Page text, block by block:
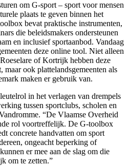
om G-sport – sport voor mensen
plaats te geven binnen het
bevat praktische instrumenten,
die beleidsmakers ondersteunen
en inclusief sportaanbod. Vandaag
deze online tool. Niet alleen
of Kortrijk hebben deze
ook plattelandsgemeenten als
maken er gebruik van.
in het verlagen van drempels
tussen sportclubs, scholen en
“De Vlaamse Overheid
rol voortreffelijk. De G-toolbox
concrete handvatten om sport
ongeacht beperking of
er mee aan de slag om die
om te zetten.”